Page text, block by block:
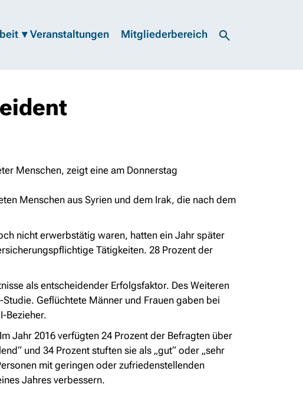
Veranstaltungen Mitgliederbereich
Menschen, zeigt eine am Donnerstag
Menschen aus Syrien und dem Irak, die nach dem
nicht erwerbstätig waren, hatten ein Jahr später
Tätigkeiten. 28 Prozent der
als entscheidender Erfolgsfaktor. Des Weiteren
Geflüchtete Männer und Frauen gaben bei
Bezieher.
Jahr 2016 verfügten 24 Prozent der Befragten über
und 34 Prozent stuften sie als „gut“ oder „sehr
mit geringen oder zufriedenstellenden
Jahres verbessern.